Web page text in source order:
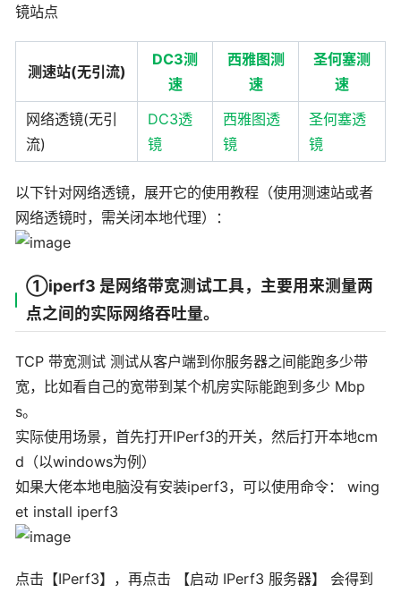
镜站点
测速站(无引流)
DC3测
速
西雅图测
速
圣何塞测
速
网络透镜(无引
流)
DC3透
镜
西雅图透
镜
圣何塞透
镜
以下针对网络透镜，展开它的使用教程（使用测速站或者
网络透镜时，需关闭本地代理）：
①iperf3 是网络带宽测试工具，主要用来测量两
点之间的实际网络吞吐量。
TCP 带宽测试 测试从客户端到你服务器之间能跑多少带
宽，比如看自己的宽带到某个机房实际能跑到多少 Mbp
s。
实际使用场景，首先打开IPerf3的开关，然后打开本地cm
d（以windows为例）
如果大佬本地电脑没有安装iperf3，可以使用命令： wing
et install iperf3
点击【IPerf3】，再点击 【启动 IPerf3 服务器】 会得到